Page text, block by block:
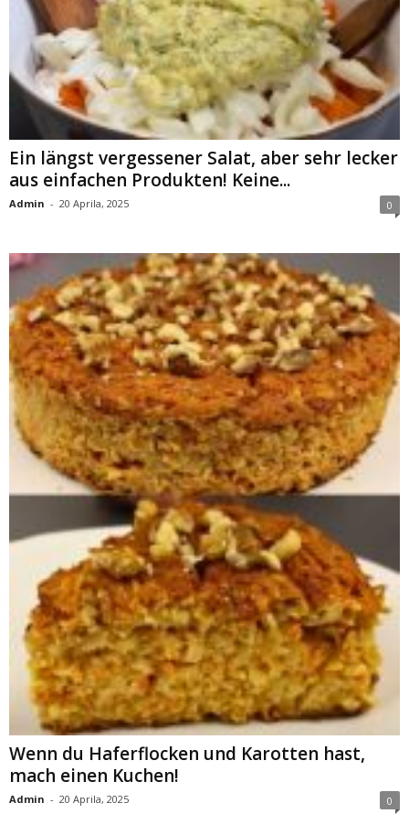
Ein längst vergessener Salat, aber sehr lecker
aus einfachen Produkten! Keine...
Admin - 20 Aprila, 2025 0
Wenn du Haferflocken und Karotten hast,
mach einen Kuchen!
Admin - 20 Aprila, 2025 0